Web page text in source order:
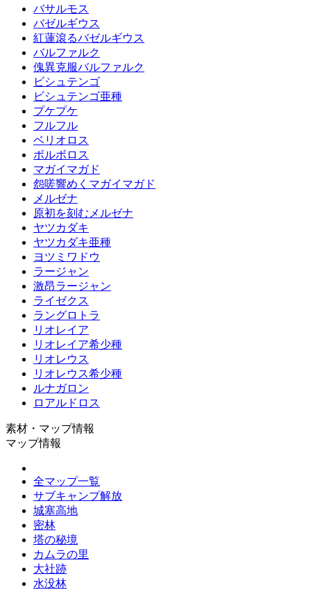
バサルモス
バゼルギウス
紅蓮滾るバゼルギウス
バルファルク
傀異克服バルファルク
ビシュテンゴ
ビシュテンゴ亜種
プケプケ
フルフル
ベリオロス
ボルボロス
マガイマガド
怨嗟響めくマガイマガド
メルゼナ
原初を刻むメルゼナ
ヤツカダキ
ヤツカダキ亜種
ヨツミワドウ
ラージャン
激昂ラージャン
ライゼクス
ラングロトラ
リオレイア
リオレイア希少種
リオレウス
リオレウス希少種
ルナガロン
ロアルドロス
素材・マップ情報
マップ情報
全マップ一覧
サブキャンプ解放
城塞高地
密林
塔の秘境
カムラの里
大社跡
水没林